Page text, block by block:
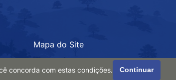
Mapa do Site
concorda com estas condições. Continuar